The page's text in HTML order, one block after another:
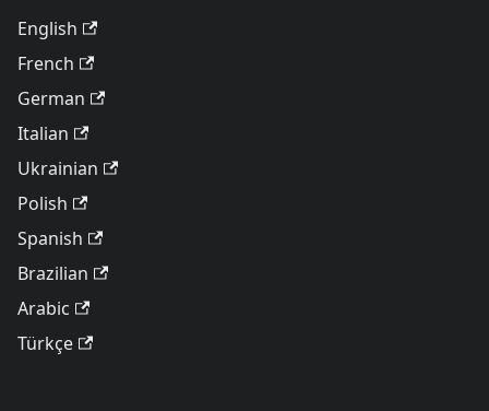
English
French
German
Italian
Ukrainian
Polish
Spanish
Brazilian
Arabic
Türkçe